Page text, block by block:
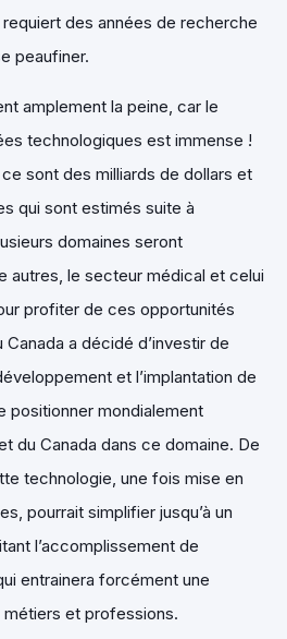
des années de recherche
peaufiner.
amplement la peine, car le
technologiques est immense !
sont des milliards de dollars et
qui sont estimés suite à
domaines seront
autres, le secteur médical et celui
profiter de ces opportunités
a décidé d’investir de
et l’implantation de
positionner mondialement
du Canada dans ce domaine. De
technologie, une fois mise en
pourrait simplifier jusqu’à un
l’accomplissement de
entrainera forcément une
et professions.